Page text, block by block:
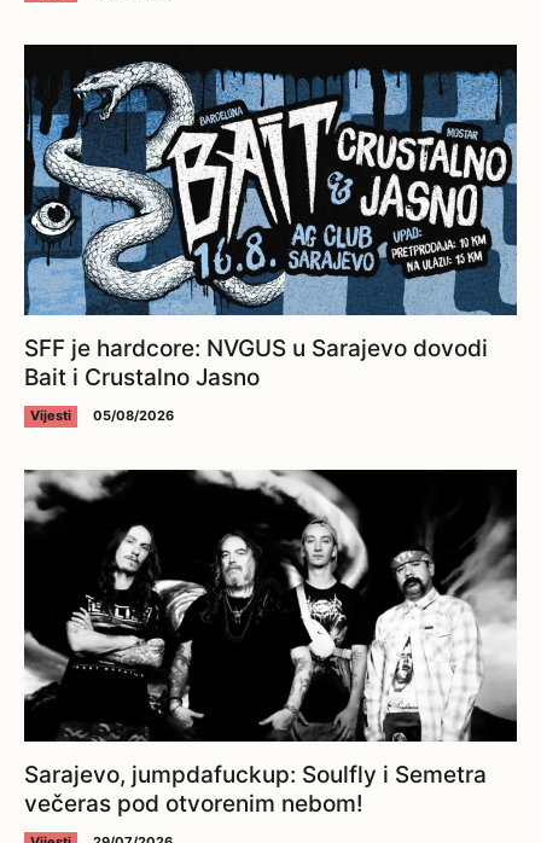
SFF je hardcore: NVGUS u Sarajevo dovodi
Bait i Crustalno Jasno
Vijesti 05/08/2026
Sarajevo, jumpdafuckup: Soulfly i Semetra
večeras pod otvorenim nebom!